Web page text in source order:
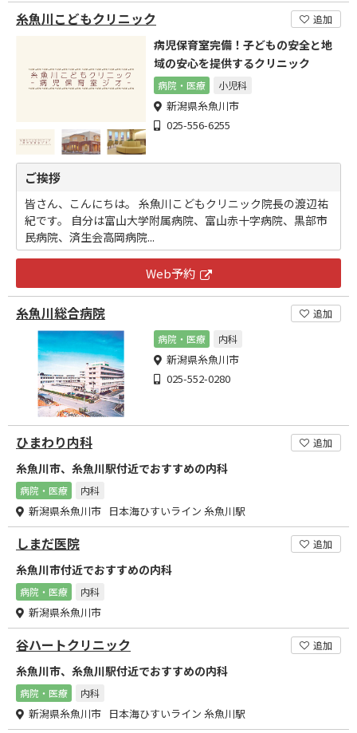
糸魚川こどもクリニック 追加
病児保育室完備！子どもの安全と地
域の安心を提供するクリニック
病院・医療 小児科
新潟県糸魚川市
025-556-6255
ご挨拶
皆さん、こんにちは。 糸魚川こどもクリニック院長の渡辺祐
紀です。 自分は富山大学附属病院、富山赤十字病院、黒部市
民病院、済生会高岡病院...
Web予約
糸魚川総合病院
追加
病院・医療
内科
新潟県糸魚川市
025-552-0280
ひまわり内科 追加
糸魚川市、糸魚川駅付近でおすすめの内科
病院・医療 内科
新潟県糸魚川市 日本海ひすいライン 糸魚川駅
しまだ医院 追加
糸魚川市付近でおすすめの内科
病院・医療 内科
新潟県糸魚川市
谷ハートクリニック 追加
糸魚川市、糸魚川駅付近でおすすめの内科
病院・医療 内科
新潟県糸魚川市 日本海ひすいライン 糸魚川駅